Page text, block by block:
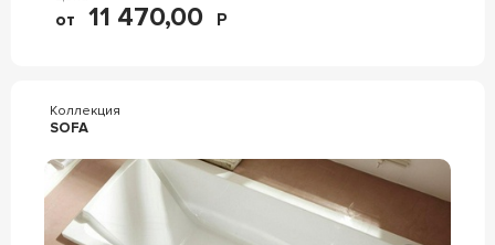
от 11 470,00 Р
Коллекция
SOFA